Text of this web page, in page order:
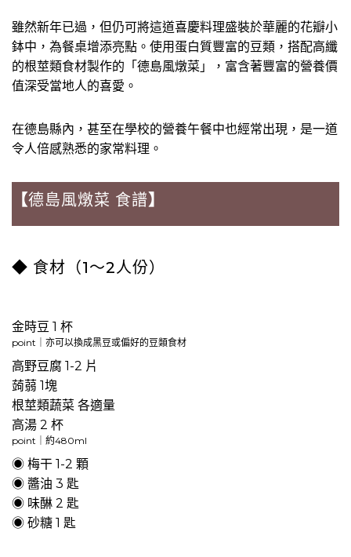
雖然新年已過，但仍可將這道喜慶料理盛裝於華麗的花瓣小
鉢中，為餐桌增添亮點。使用蛋白質豐富的豆類，搭配高纖
的根莖類食材製作的「德島風燉菜」，富含著豐富的營養價
值深受當地人的喜愛。
在德島縣內，甚至在學校的營養午餐中也經常出現，是一道
令人倍感熟悉的家常料理。
【德島風燉菜 食譜】
◆ 食材（1～2人份）
金時豆 1 杯
point｜亦可以換成黑豆或偏好的豆類食材
高野豆腐 1-2 片
蒟蒻 1塊
根莖類蔬菜 各適量
高湯 2 杯
point｜約480ml
◉ 梅干 1-2 顆
◉ 醬油 3 匙
◉ 味醂 2 匙
◉ 砂糖 1 匙